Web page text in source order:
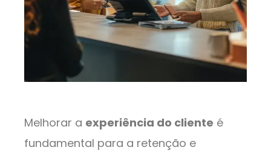
Melhorar a experiência do cliente é
fundamental para a retenção e